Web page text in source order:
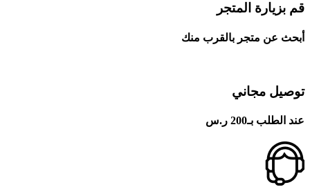
قم بزيارة المتجر
أبحث عن متجر بالقرب منك
توصيل مجاني
عند الطلب بـ200 ر.س